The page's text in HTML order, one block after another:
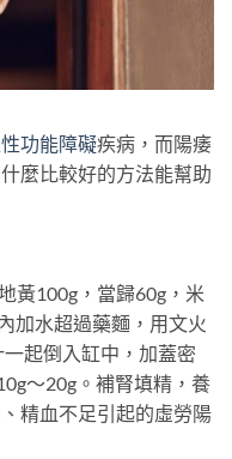
性功能障礙疾病，而陽痿
麼比較好的方法能幫助
100g，當歸60g，米
加水超過藥麵，用文火
起倒入缸中，加蓋密
～20g。補腎填精，養
精血不足引起的虛勞陽